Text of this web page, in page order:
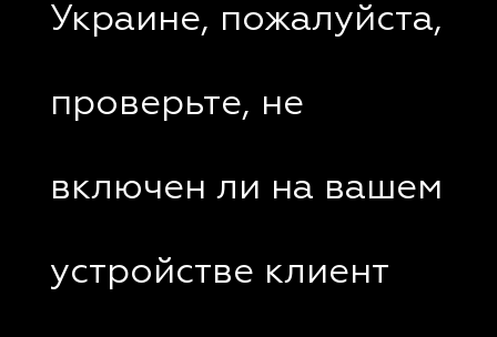
Украине, пожалуйста,
проверьте, не
включен ли на вашем
устройстве клиент